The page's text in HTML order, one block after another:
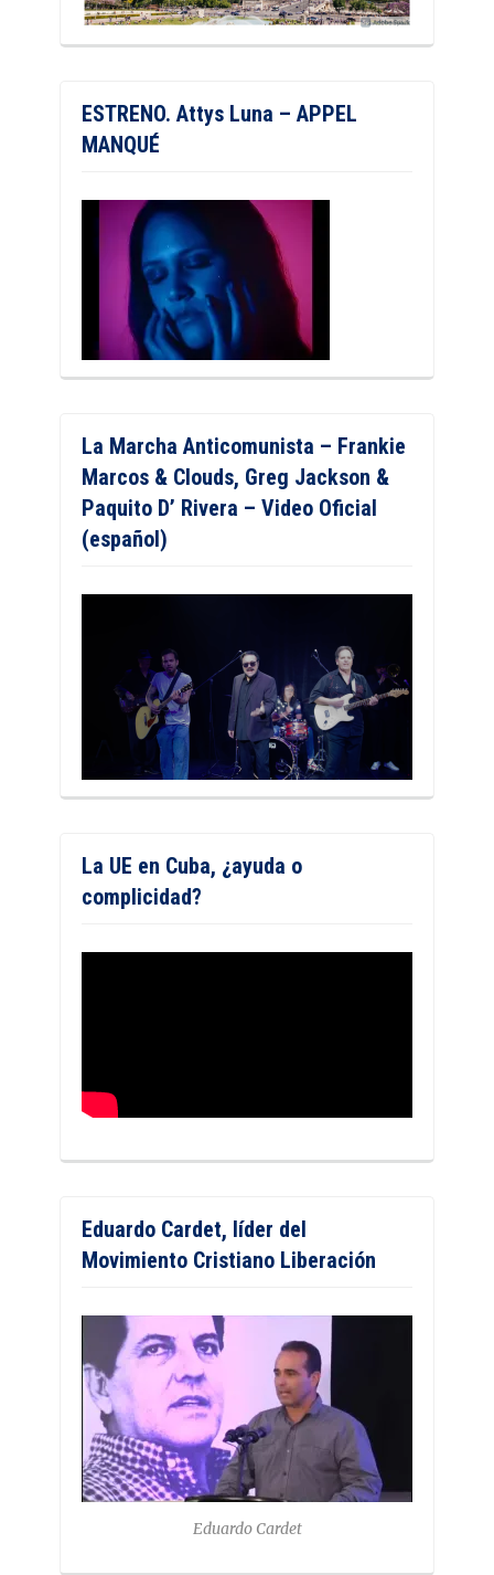
ESTRENO. Attys Luna – APPEL
MANQUÉ
La Marcha Anticomunista – Frankie
Marcos & Clouds, Greg Jackson &
Paquito D’ Rivera – Video Oficial
(español)
La UE en Cuba, ¿ayuda o
complicidad?
Eduardo Cardet, líder del
Movimiento Cristiano Liberación
Eduardo Cardet